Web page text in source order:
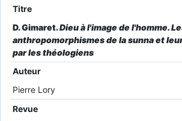
Titre
D. Gimaret.Dieu à l'image de l'homme.
anthropomorphismes de la sunna et
par les théologiens
Auteur
Pierre Lory
Revue